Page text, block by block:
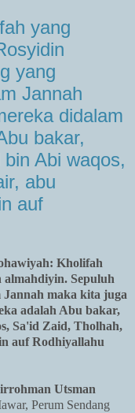
yang
yang
Jannah
didalam
bakar,
Abi waqos,
abu
auf
Kholifah
Sepuluh
Jannah maka kita juga
adalah Abu bakar,
Sa'id Zaid, Tholhah,
auf Rodhiyallahu
Utsman
Perum Sendang